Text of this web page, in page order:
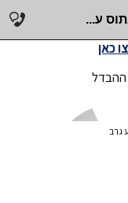
ע...
ההבדל
כאן
גרב